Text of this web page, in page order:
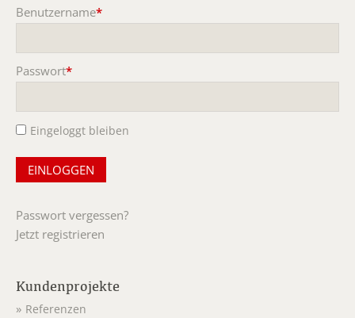
Benutzername*
Passwort*
Eingeloggt bleiben
Passwort vergessen?
Jetzt registrieren
Kundenprojekte
Referenzen